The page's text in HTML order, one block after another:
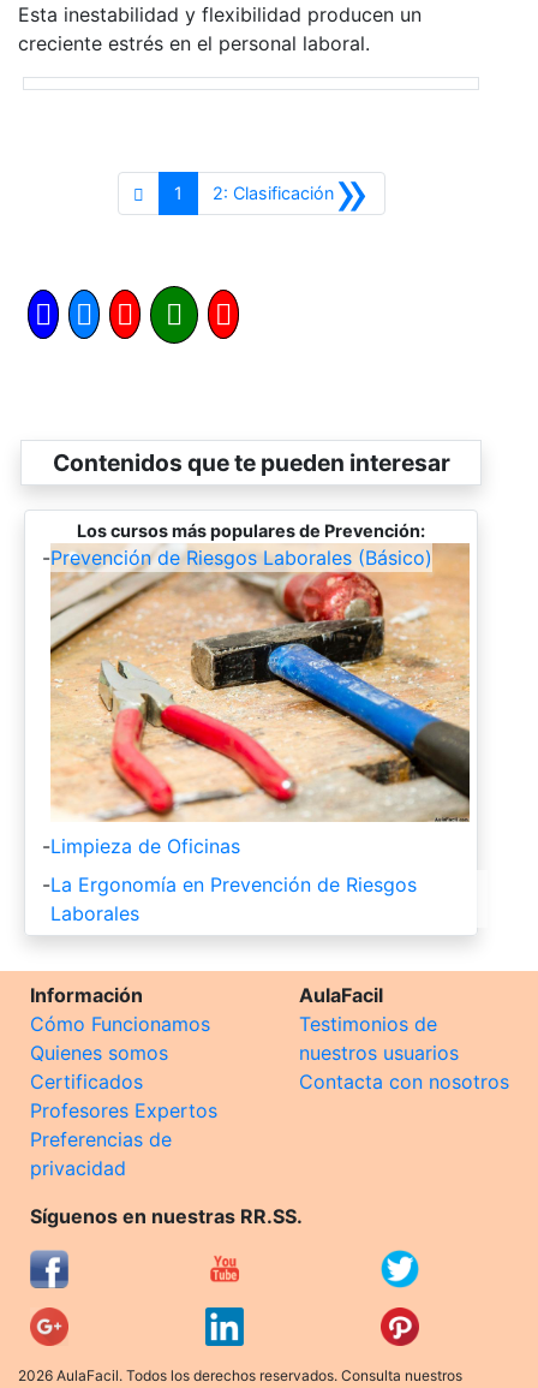
Esta inestabilidad y flexibilidad producen un
creciente estrés en el personal laboral.
1 »
2: ClasificaciónSiguiente
Contenidos que te pueden interesar
Los cursos más populares de Prevención:
-Prevención de Riesgos Laborales (Básico)
-Limpieza de Oficinas
-La Ergonomía en Prevención de Riesgos
Laborales
Información
Cómo Funcionamos
Quienes somos
Certificados
Profesores Expertos
Preferencias de
privacidad
AulaFacil
Testimonios de
nuestros usuarios
Contacta con nosotros
Síguenos en nuestras RR.SS.
2026 AulaFacil. Todos los derechos reservados. Consulta nuestros